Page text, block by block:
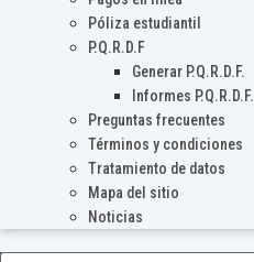
Póliza estudiantil
P.Q.R.D.F
Generar P.Q.R.D.F.
Informes P.Q.R.D.F.
Preguntas frecuentes
Términos y condiciones
Tratamiento de datos
Mapa del sitio
Noticias